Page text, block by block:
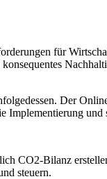
für
Der
Implementierung
CO2-Bilanz
steuern.